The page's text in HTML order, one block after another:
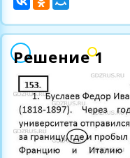
Решение 1